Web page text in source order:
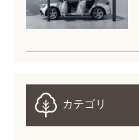
カテゴリ